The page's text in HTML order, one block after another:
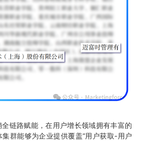
链路赋能，在用户增长领域拥有丰富的
群能够为企业提供覆盖“用户获取-用户